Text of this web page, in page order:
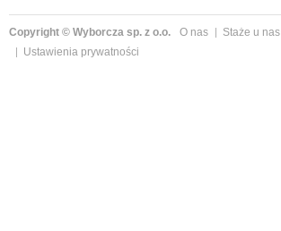
Copyright © Wyborcza sp. z o.o. O nas Staże u nas
Ustawienia prywatności